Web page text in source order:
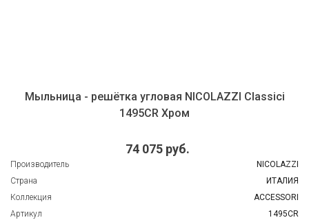
Мыльница - решётка угловая NICOLAZZI Classici
1495CR Хром
74 075 руб.
Производитель
NICOLAZZI
Страна
ИТАЛИЯ
Коллекция
ACCESSORI
Артикул
1495CR